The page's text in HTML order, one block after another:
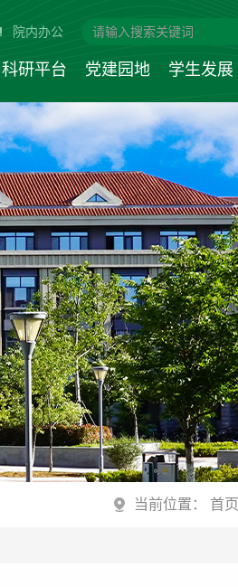
院内办公
科研平台 党建园地 学生发展
当前位置： 首页